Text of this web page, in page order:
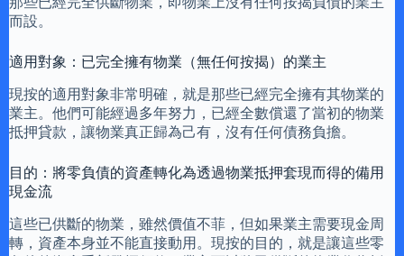
而設。
適用對象：已完全擁有物業（無任何按揭）的業主
現按的適用對象非常明確，就是那些已經完全擁有其物業的
業主。他們可能經過多年努力，已經全數償還了當初的物業
抵押貸款，讓物業真正歸為己有，沒有任何債務負擔。
目的：將零負債的資產轉化為透過物業抵押套現而得的備用
現金流
這些已供斷的物業，雖然價值不菲，但如果業主需要現金周
轉，資產本身並不能直接動用。現按的目的，就是讓這些零